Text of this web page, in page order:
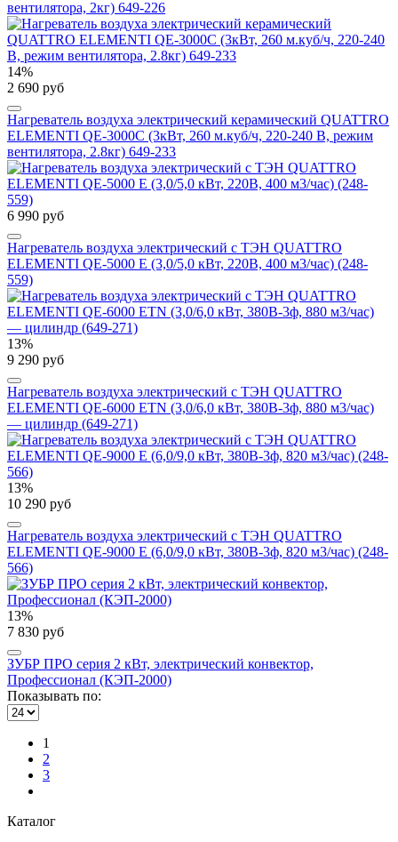
вентилятора, 2кг) 649-226
14%
2 690 руб
Нагреватель воздуха электрический керамический QUATTRO
ELEMENTI QE-3000C (3кВт, 260 м.куб/ч, 220-240 В, режим
вентилятора, 2.8кг) 649-233
6 990 руб
Нагреватель воздуха электрический с ТЭН QUATTRO
ELEMENTI QE-5000 E (3,0/5,0 кВт, 220В, 400 м3/час) (248-
559)
13%
9 290 руб
Нагреватель воздуха электрический с ТЭН QUATTRO
ELEMENTI QE-6000 ETN (3,0/6,0 кВт, 380В-3ф, 880 м3/час)
— цилиндр (649-271)
13%
10 290 руб
Нагреватель воздуха электрический с ТЭН QUATTRO
ELEMENTI QE-9000 E (6,0/9,0 кВт, 380В-3ф, 820 м3/час) (248-
566)
13%
7 830 руб
ЗУБР ПРО серия 2 кВт, электрический конвектор,
Профессионал (КЭП-2000)
Показывать по:
1
2
3
Каталог